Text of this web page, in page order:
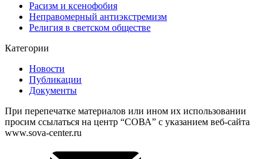
Расизм и ксенофобия
Неправомерный антиэкстремизм
Религия в светском обществе
Категории
Новости
Публикации
Документы
При перепечатке материалов или ином их использовании
просим ссылаться на центр “СОВА” с указанием веб-сайта
www.sova-center.ru